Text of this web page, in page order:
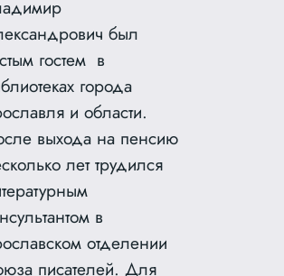
был
гостем в
города
и области.
выхода на пенсию
лет трудился
в
отделении
писателей. Для